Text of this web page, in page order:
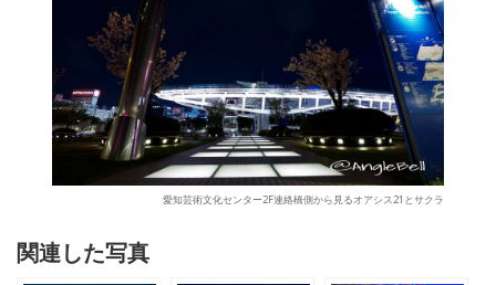
愛知芸術文化センター2F連絡橋側から見るオアシス21とサクラ
関連した写真